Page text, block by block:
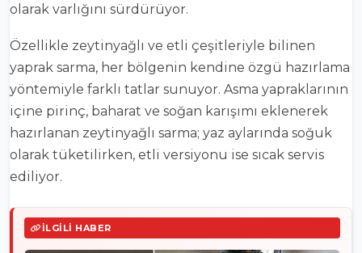
olarak varlığını sürdürüyor.
Özellikle zeytinyağlı ve etli çeşitleriyle bilinen
yaprak sarma, her bölgenin kendine özgü hazırlama
yöntemiyle farklı tatlar sunuyor. Asma yapraklarının
içine pirinç, baharat ve soğan karışımı eklenerek
hazırlanan zeytinyağlı sarma; yaz aylarında soğuk
olarak tüketilirken, etli versiyonu ise sıcak servis
ediliyor.
İLGILI HABER